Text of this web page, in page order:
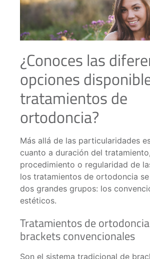
¿Conoces las
opciones
tratamientos de
ortodoncia?
Más allá de las particularidades
cuanto a duración del
procedimiento o regularidad de
los tratamientos de ortodoncia
dos grandes grupos: los
estéticos.
Tratamientos de
brackets convencionales
Son el sistema tradicional de